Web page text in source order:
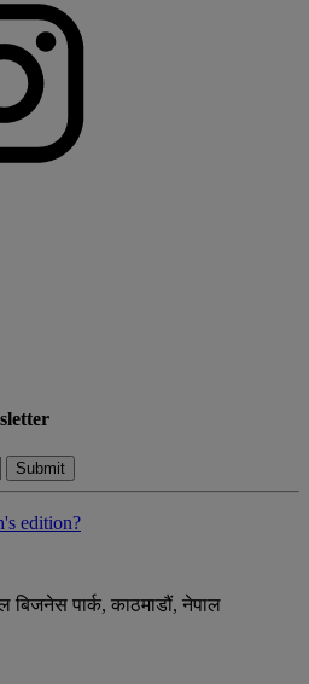
Submit
edition?
बिजनेस पार्क, काठमाडौं, नेपाल